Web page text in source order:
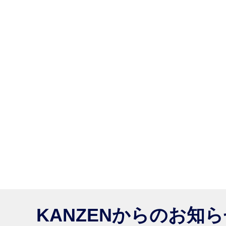
KANZENからのお知